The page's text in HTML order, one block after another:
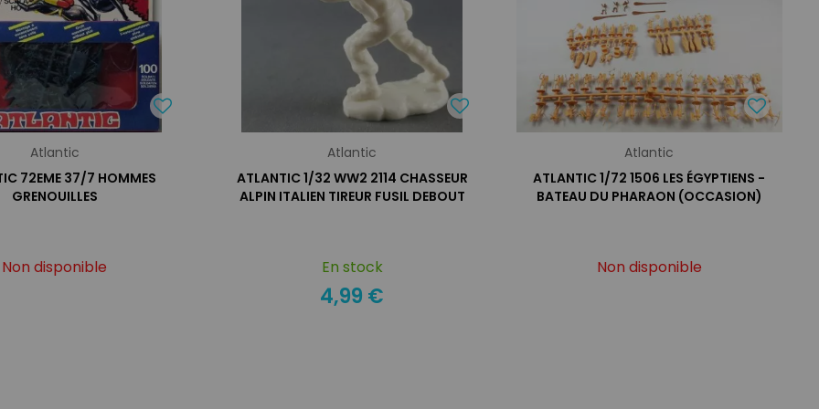
Atlantic
72EME 37/7 HOMMES
GRENOUILLES
Non disponible
Atlantic
ATLANTIC 1/32 WW2 2114 CHASSEUR
ALPIN ITALIEN TIREUR FUSIL DEBOUT
En stock
4,99 €
Atlantic
ATLANTIC 1/72 1506 LES ÉGYPTIENS -
BATEAU DU PHARAON (OCCASION)
Non disponible